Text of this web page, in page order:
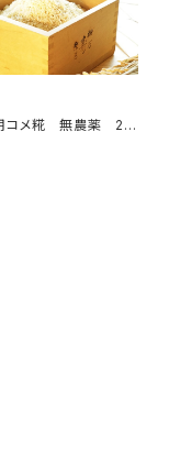
コメ糀 無農薬 20